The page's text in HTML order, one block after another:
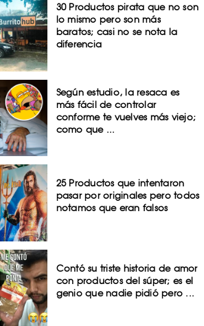
30 Productos pirata que no son
lo mismo pero son más
baratos; casi no se nota la
diferencia
Según estudio, la resaca es
más fácil de controlar
conforme te vuelves más viejo;
como que ...
25 Productos que intentaron
pasar por originales pero todos
notamos que eran falsos
Contó su triste historia de amor
con productos del súper; es el
genio que nadie pidió pero ...